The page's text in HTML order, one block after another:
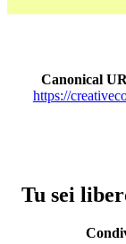
Canonical
https://
Tu sei